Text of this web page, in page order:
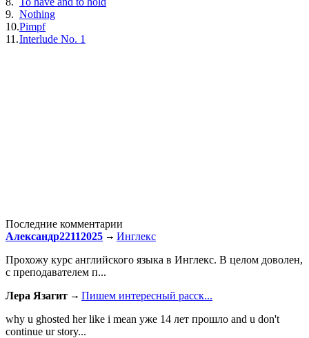
9. Nothing
10.Pimpf
11.Interlude No. 1
Последние комментарии
Александр22112025
Инглекс
Прохожу курс английского языка в Инглекс. В целом доволен,
с преподавателем п...
Лера Язагит
Пишем интересный расск...
why u ghosted her like i mean уже 14 лет прошло and u don't
continue ur story...